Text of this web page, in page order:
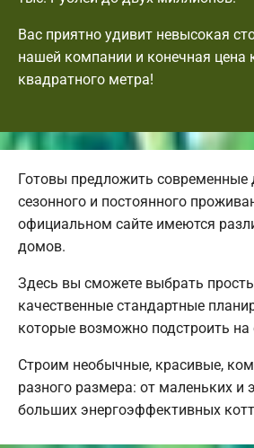
Вас приятно удивит невысокая
нашей компании и конечная цена
квадратного метра!
Готовы предложить современные
сезонного и постоянного
официальном сайте имеются
домов.
Здесь вы сможете выбрать
качественные стандартные
которые возможно подстроить на
Строим необычные, красивые,
разного размера: от маленьких и
больших энергоэффективных